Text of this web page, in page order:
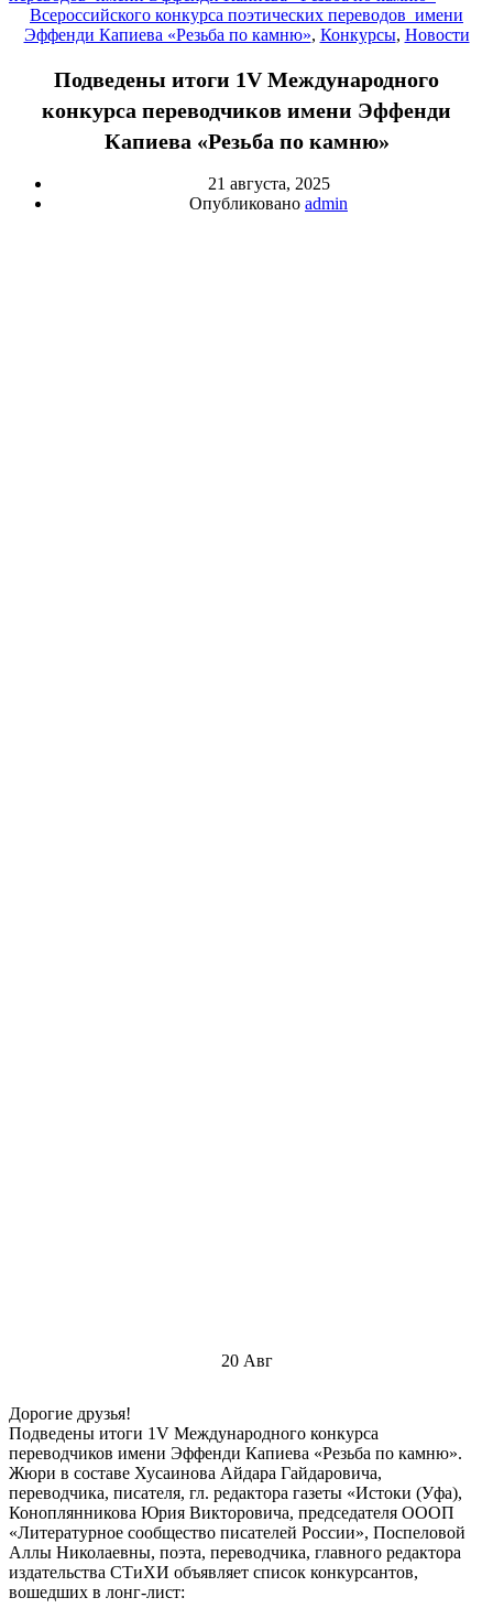
Всероссийского конкурса поэтических переводов имени
Эффенди Капиева «Резьба по камню», Конкурсы, Новости
Подведены итоги 1V Международного
конкурса переводчиков имени Эффенди
Капиева «Резьба по камню»
21 августа, 2025
Опубликовано admin
20 Авг
Дорогие друзья!
Подведены итоги 1V Международного конкурса
переводчиков имени Эффенди Капиева «Резьба по камню».
Жюри в составе Хусаинова Айдара Гайдаровича,
переводчика, писателя, гл. редактора газеты «Истоки (Уфа),
Коноплянникова Юрия Викторовича, председателя ОООП
«Литературное сообщество писателей России», Поспеловой
Аллы Николаевны, поэта, переводчика, главного редактора
издательства СТиХИ объявляет список конкурсантов,
вошедших в лонг-лист: